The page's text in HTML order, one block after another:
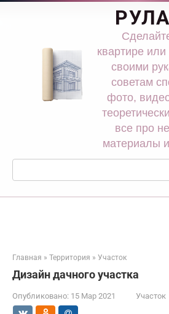
Перейти
квартире
своими
советам
фото,
все про
материалы
Поиск:
Главная » Территория » Участок
Дизайн дачного участка
Опубликовано: 15 Мар 2021 Участок